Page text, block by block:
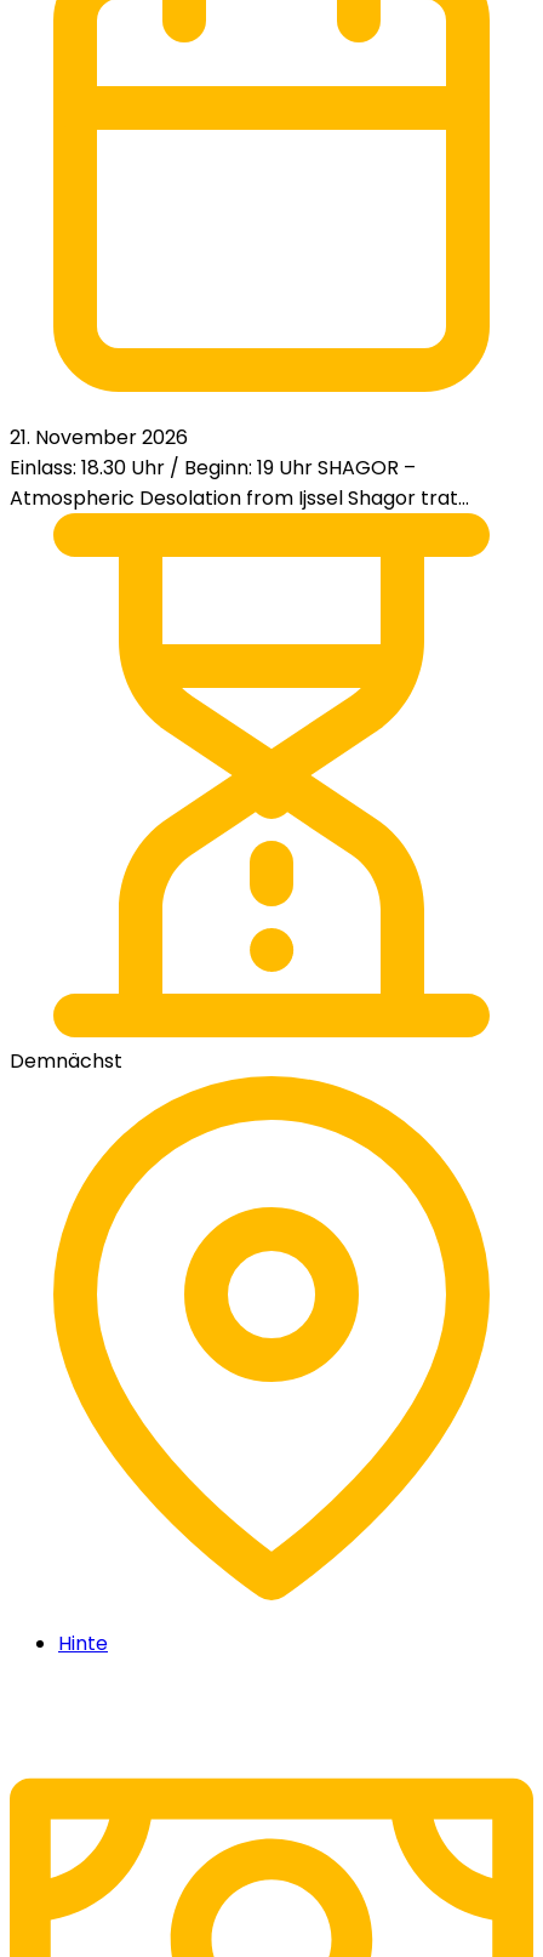
21. November 2026
Einlass: 18.30 Uhr / Beginn: 19 Uhr SHAGOR –
Atmospheric Desolation from Ijssel Shagor trat...
Demnächst
Hinte